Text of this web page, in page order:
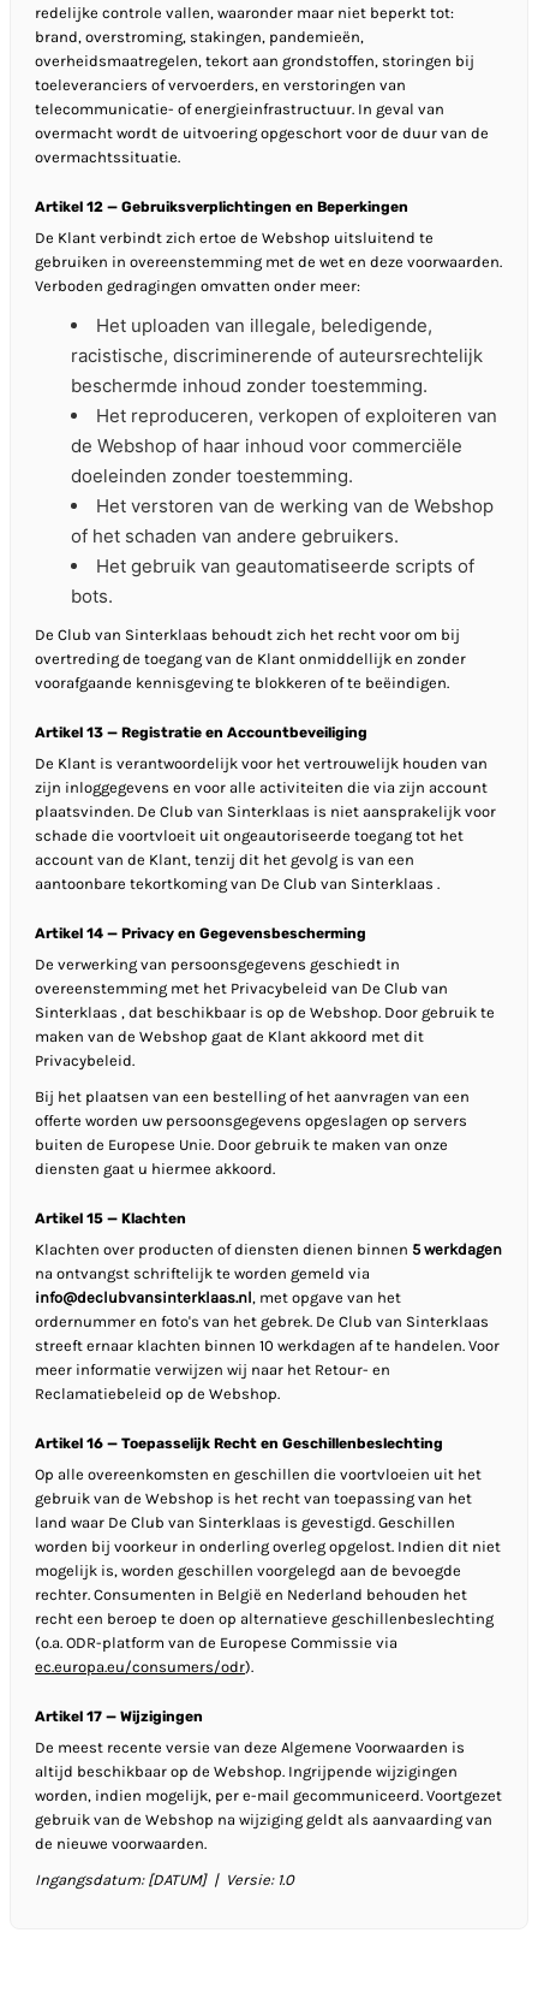
redelijke controle vallen, waaronder maar niet beperkt tot:
brand, overstroming, stakingen, pandemieën,
overheidsmaatregelen, tekort aan grondstoffen, storingen bij
toeleveranciers of vervoerders, en verstoringen van
telecommunicatie- of energieinfrastructuur. In geval van
overmacht wordt de uitvoering opgeschort voor de duur van de
overmachtssituatie.
Artikel 12 — Gebruiksverplichtingen en Beperkingen
De Klant verbindt zich ertoe de Webshop uitsluitend te
gebruiken in overeenstemming met de wet en deze voorwaarden.
Verboden gedragingen omvatten onder meer:
Het uploaden van illegale, beledigende,
racistische, discriminerende of auteursrechtelijk
beschermde inhoud zonder toestemming.
Het reproduceren, verkopen of exploiteren van
de Webshop of haar inhoud voor commerciële
doeleinden zonder toestemming.
Het verstoren van de werking van de Webshop
of het schaden van andere gebruikers.
Het gebruik van geautomatiseerde scripts of
bots.
De Club van Sinterklaas behoudt zich het recht voor om bij
overtreding de toegang van de Klant onmiddellijk en zonder
voorafgaande kennisgeving te blokkeren of te beëindigen.
Artikel 13 — Registratie en Accountbeveiliging
De Klant is verantwoordelijk voor het vertrouwelijk houden van
zijn inloggegevens en voor alle activiteiten die via zijn account
plaatsvinden. De Club van Sinterklaas is niet aansprakelijk voor
schade die voortvloeit uit ongeautoriseerde toegang tot het
account van de Klant, tenzij dit het gevolg is van een
aantoonbare tekortkoming van De Club van Sinterklaas .
Artikel 14 — Privacy en Gegevensbescherming
De verwerking van persoonsgegevens geschiedt in
overeenstemming met het Privacybeleid van De Club van
Sinterklaas , dat beschikbaar is op de Webshop. Door gebruik te
maken van de Webshop gaat de Klant akkoord met dit
Privacybeleid.
Bij het plaatsen van een bestelling of het aanvragen van een
offerte worden uw persoonsgegevens opgeslagen op servers
buiten de Europese Unie. Door gebruik te maken van onze
diensten gaat u hiermee akkoord.
Artikel 15 — Klachten
Klachten over producten of diensten dienen binnen 5 werkdagen
na ontvangst schriftelijk te worden gemeld via
info@declubvansinterklaas.nl, met opgave van het
ordernummer en foto's van het gebrek. De Club van Sinterklaas
streeft ernaar klachten binnen 10 werkdagen af te handelen. Voor
meer informatie verwijzen wij naar het Retour- en
Reclamatiebeleid op de Webshop.
Artikel 16 — Toepasselijk Recht en Geschillenbeslechting
Op alle overeenkomsten en geschillen die voortvloeien uit het
gebruik van de Webshop is het recht van toepassing van het
land waar De Club van Sinterklaas is gevestigd. Geschillen
worden bij voorkeur in onderling overleg opgelost. Indien dit niet
mogelijk is, worden geschillen voorgelegd aan de bevoegde
rechter. Consumenten in België en Nederland behouden het
recht een beroep te doen op alternatieve geschillenbeslechting
(o.a. ODR-platform van de Europese Commissie via
ec.europa.eu/consumers/odr).
Artikel 17 — Wijzigingen
De meest recente versie van deze Algemene Voorwaarden is
altijd beschikbaar op de Webshop. Ingrijpende wijzigingen
worden, indien mogelijk, per e-mail gecommuniceerd. Voortgezet
gebruik van de Webshop na wijziging geldt als aanvaarding van
de nieuwe voorwaarden.
Ingangsdatum: [DATUM] | Versie: 1.0